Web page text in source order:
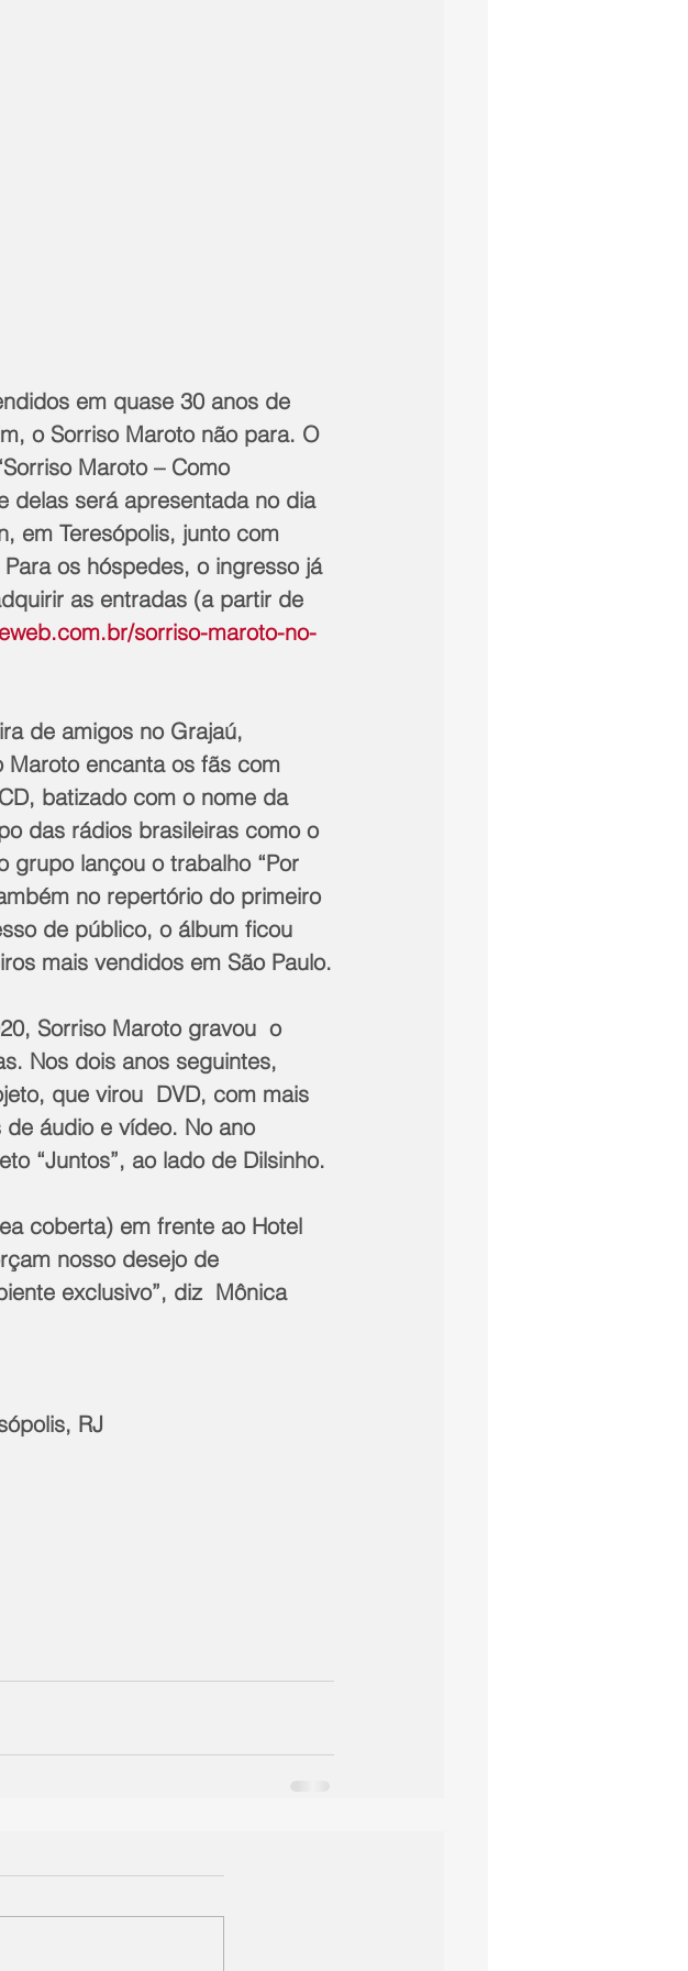
em quase 30 anos de
o Sorriso Maroto não para. O
Maroto – Como
delas será apresentada no dia
em Teresópolis, junto com
os hóspedes, o ingresso já
as entradas (a partir de
sorriso-maroto-no-
de amigos no Grajaú,
Maroto encanta os fãs com
batizado com o nome da
das rádios brasileiras como o
grupo lançou o trabalho “Por
no repertório do primeiro
de público, o álbum ficou
mais vendidos em São Paulo.
Sorriso Maroto gravou  o
Nos dois anos seguintes,
que virou  DVD, com mais
áudio e vídeo. No ano
“Juntos”, ao lado de Dilsinho.
coberta) em frente ao Hotel
nosso desejo de
exclusivo”, diz  Mônica
RJ